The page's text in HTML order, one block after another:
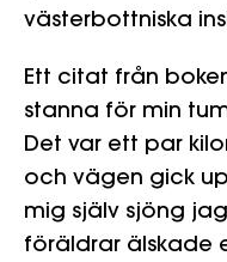
västerbottniska
Ett citat från
stanna för min
Det var ett par
och vägen gick
mig själv sjöng
föräldrar älskade